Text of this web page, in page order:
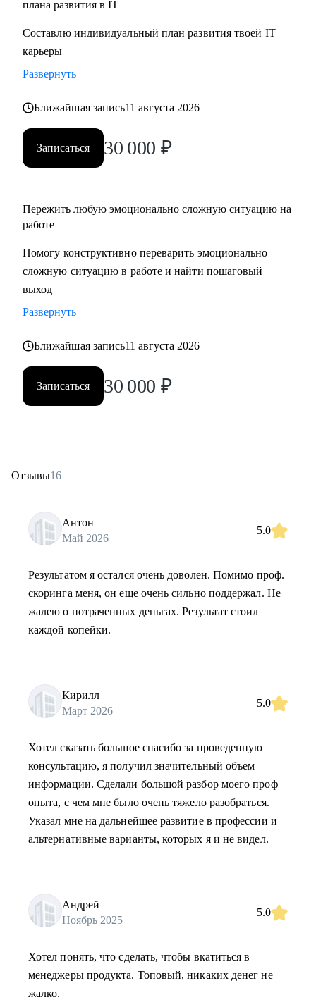
плана развития в IT
Составлю индивидуальный план развития твоей IT
карьеры
Развернуть
Ближайшая запись11 августа 2026
Записаться 30 000 ₽
Пережить любую эмоционально сложную ситуацию на
работе
Помогу конструктивно переварить эмоционально
сложную ситуацию в работе и найти пошаговый
выход
Развернуть
Ближайшая запись11 августа 2026
Записаться 30 000 ₽
Отзывы16
Антон
Май 2026
5.0
Результатом я остался очень доволен. Помимо проф.
скоринга меня, он еще очень сильно поддержал. Не
жалею о потраченных деньгах. Результат стоил
каждой копейки.
Кирилл
Март 2026
5.0
Хотел сказать большое спасибо за проведенную
консультацию, я получил значительный объем
информации. Сделали большой разбор моего проф
опыта, с чем мне было очень тяжело разобраться.
Указал мне на дальнейшее развитие в профессии и
альтернативные варианты, которых я и не видел.
Андрей
Ноябрь 2025
5.0
Хотел понять, что сделать, чтобы вкатиться в
менеджеры продукта. Топовый, никаких денег не
жалко.